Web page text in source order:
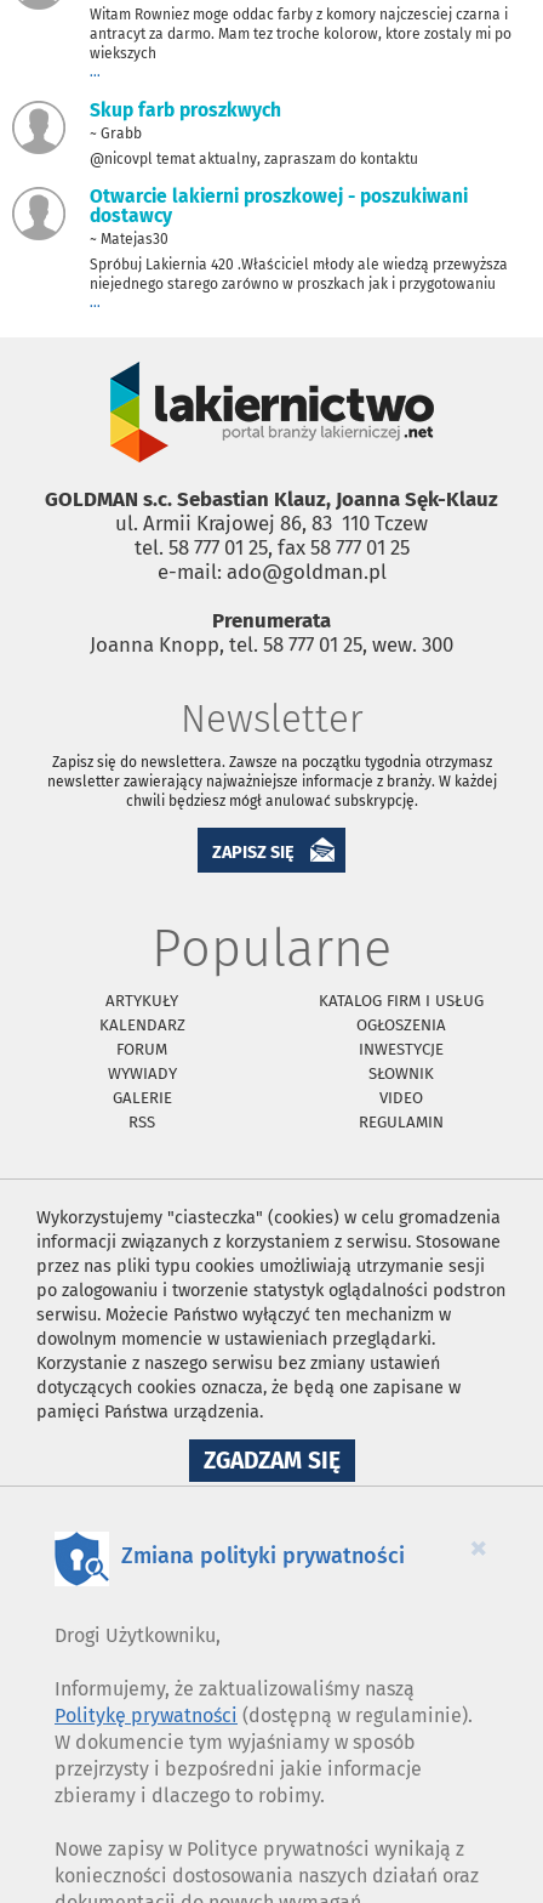
Witam Rowniez moge oddac farby z komory najczesciej czarna i
antracyt za darmo. Mam tez troche kolorow, ktore zostaly mi po
wiekszych
...
Skup farb proszkwych
~ Grabb
@nicovpl temat aktualny, zapraszam do kontaktu
Otwarcie lakierni proszkowej - poszukiwani
dostawcy
~ Matejas30
Spróbuj Lakiernia 420 .Właściciel młody ale wiedzą przewyższa
niejednego starego zarówno w proszkach jak i przygotowaniu
...
GOLDMAN s.c. Sebastian Klauz, Joanna Sęk-Klauz
ul. Armii Krajowej 86, 83 ­ 110 Tczew
tel. 58 777 01 25, fax 58 777 01 25
e-mail: ado@goldman.pl
Prenumerata
Joanna Knopp, tel. 58 777 01 25, wew. 300
Newsletter
Zapisz się do newslettera. Zawsze na początku tygodnia otrzymasz
newsletter zawierający najważniejsze informacje z branży. W każdej
chwili będziesz mógł anulować subskrypcję.
ZAPISZ SIĘ
Popularne
ARTYKUŁY
KATALOG FIRM I USŁUG
KALENDARZ
OGŁOSZENIA
FORUM
INWESTYCJE
WYWIADY
SŁOWNIK
GALERIE
VIDEO
RSS
REGULAMIN
Wykorzystujemy "ciasteczka" (cookies) w celu gromadzenia
informacji związanych z korzystaniem z serwisu. Stosowane
przez nas pliki typu cookies umożliwiają utrzymanie sesji
po zalogowaniu i tworzenie statystyk oglądalności podstron
serwisu. Możecie Państwo wyłączyć ten mechanizm w
dowolnym momencie w ustawieniach przeglądarki.
Korzystanie z naszego serwisu bez zmiany ustawień
dotyczących cookies oznacza, że będą one zapisane w
pamięci Państwa urządzenia.
ZGADZAM SIĘNA
WYKORZYSTANIE
×
Zmiana polityki prywatności
Drogi Użytkowniku,
Informujemy, że zaktualizowaliśmy naszą
Politykę prywatności (dostępną w regulaminie).
W dokumencie tym wyjaśniamy w sposób
przejrzysty i bezpośredni jakie informacje
zbieramy i dlaczego to robimy.
Nowe zapisy w Polityce prywatności wynikają z
konieczności dostosowania naszych działań oraz